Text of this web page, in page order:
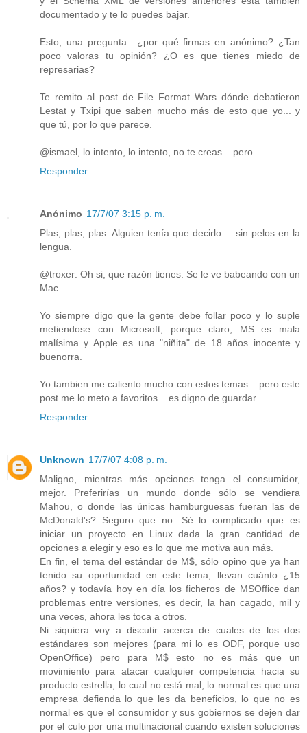
documentado y te lo puedes bajar.
Esto, una pregunta.. ¿por qué firmas en anónimo? ¿Tan
poco valoras tu opinión? ¿O es que tienes miedo de
represarias?
Te remito al post de File Format Wars dónde debatieron
Lestat y Txipi que saben mucho más de esto que yo... y
que tú, por lo que parece.
@ismael, lo intento, lo intento, no te creas... pero...
Responder
Anónimo 17/7/07 3:15 p. m.
Plas, plas, plas. Alguien tenía que decirlo.... sin pelos en la
lengua.
@troxer: Oh si, que razón tienes. Se le ve babeando con un
Mac.
Yo siempre digo que la gente debe follar poco y lo suple
metiendose con Microsoft, porque claro, MS es mala
malísima y Apple es una "niñita" de 18 años inocente y
buenorra.
Yo tambien me caliento mucho con estos temas... pero este
post me lo meto a favoritos... es digno de guardar.
Responder
Unknown 17/7/07 4:08 p. m.
Maligno, mientras más opciones tenga el consumidor,
mejor. Preferirías un mundo donde sólo se vendiera
Mahou, o donde las únicas hamburguesas fueran las de
McDonald's? Seguro que no. Sé lo complicado que es
iniciar un proyecto en Linux dada la gran cantidad de
opciones a elegir y eso es lo que me motiva aun más.
En fin, el tema del estándar de M$, sólo opino que ya han
tenido su oportunidad en este tema, llevan cuánto ¿15
años? y todavía hoy en día los ficheros de MSOffice dan
problemas entre versiones, es decir, la han cagado, mil y
una veces, ahora les toca a otros.
Ni siquiera voy a discutir acerca de cuales de los dos
estándares son mejores (para mi lo es ODF, porque uso
OpenOffice) pero para M$ esto no es más que un
movimiento para atacar cualquier competencia hacia su
producto estrella, lo cual no está mal, lo normal es que una
empresa defienda lo que les da beneficios, lo que no es
normal es que el consumidor y sus gobiernos se dejen dar
por el culo por una multinacional cuando existen soluciones